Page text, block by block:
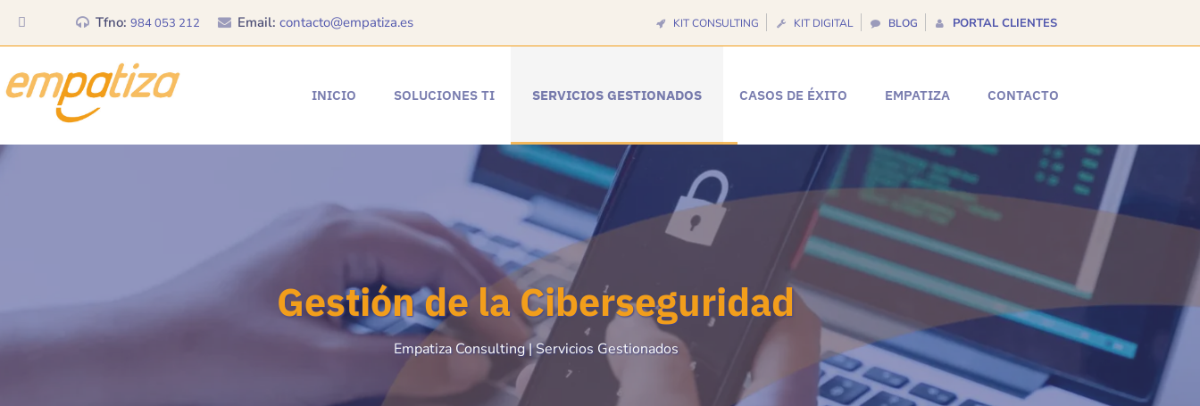
Tfno: 984 053 212 Email: contacto@empatiza.es KIT CONSULTING KIT DIGITAL BLOG PORTAL CLIENTES
INICIO SOLUCIONES TI SERVICIOS GESTIONADOS CASOS DE ÉXITO EMPATIZA CONTACTO
Gestión de la Ciberseguridad
Empatiza Consulting | Servicios Gestionados